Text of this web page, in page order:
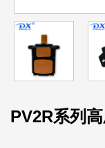
PV2R系列